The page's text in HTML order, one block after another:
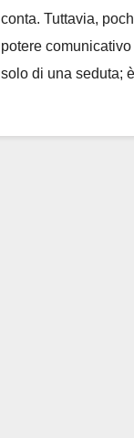
conta. Tuttavia,
potere
solo di una seduta;